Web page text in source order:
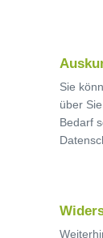
Sie
über
Bedarf